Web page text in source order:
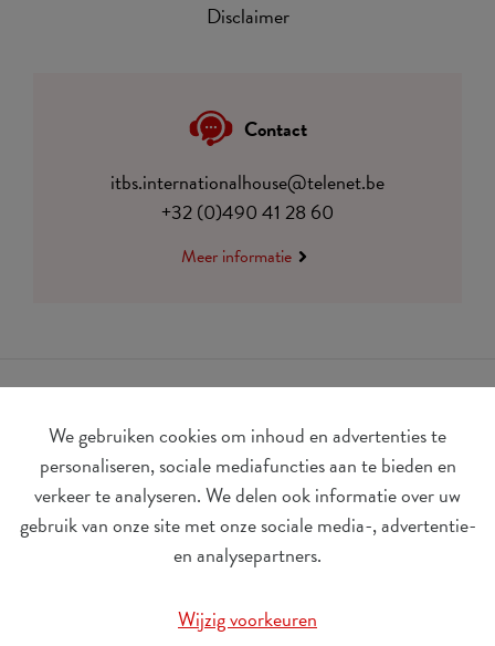
We gebruiken cookies om inhoud en advertenties te
personaliseren, sociale mediafuncties aan te bieden en
verkeer te analyseren. We delen ook informatie over uw
gebruik van onze site met onze sociale media-, advertentie-
en analysepartners.
Wijzig voorkeuren
Contact
itbs.internationalhouse@telenet.be
+32 (0)490 41 28 60
Meer informatie
Disclaimer
BE 0410.182.415
© Udesite